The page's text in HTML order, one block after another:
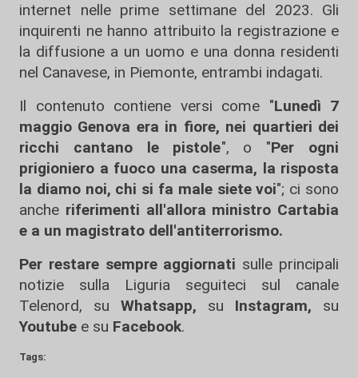
internet nelle prime settimane del 2023. Gli
inquirenti ne hanno attribuito la registrazione e
la diffusione a un uomo e una donna residenti
nel Canavese, in Piemonte, entrambi indagati.
Il contenuto contiene versi come "Lunedì 7
maggio Genova era in fiore, nei quartieri dei
ricchi cantano le pistole", o "Per ogni
prigioniero a fuoco una caserma, la risposta
la diamo noi, chi si fa male siete voi"; ci sono
anche riferimenti all'allora ministro Cartabia
e a un magistrato dell'antiterrorismo.
Per restare sempre aggiornati sulle principali
notizie sulla Liguria seguiteci sul canale
Telenord, su
Whatsapp, su Instagram, su
Youtube e su Facebook.
Tags: